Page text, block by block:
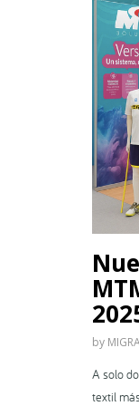
by
A solo
textil